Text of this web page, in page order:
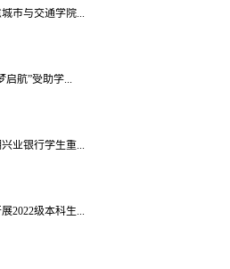
市与交通学院...
航”受助学...
业银行学生重...
2022级本科生...